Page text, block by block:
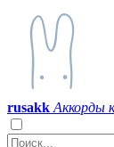
rusakk Аккорды